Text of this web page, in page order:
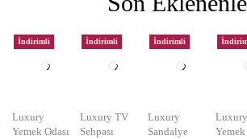
İndirimli
Luxury
Yemek Odası
İndirimli
Luxury TV
Sehpası
İndirimli
Luxury
Sandalye
Luxury
Yemek